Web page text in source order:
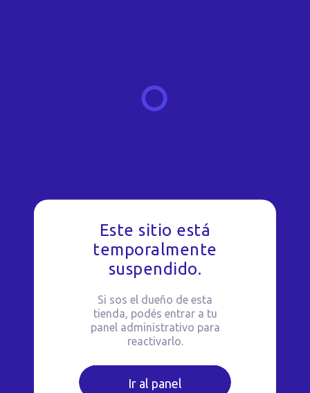
Este sitio está
temporalmente
suspendido.
Si sos el dueño de esta
tienda, podés entrar a tu
panel administrativo para
reactivarlo.
Ir al panel